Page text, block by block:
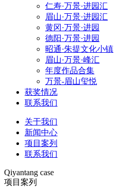
仁寿·万景·进园汇
眉山·万景·进园汇
黄冈·万景·进园
德阳·万景·进园
昭通·朱提文化小镇
眉山·万景·峰汇
年度作品合集
万景-眉山玺悦
获奖情况
联系我们
关于我们
新闻中心
项目案列
联系我们
Qiyantang case
项目案列